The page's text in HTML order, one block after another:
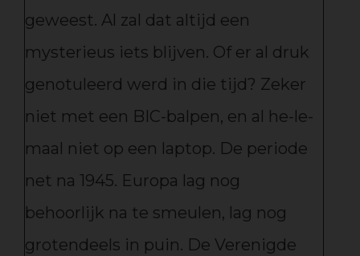
geweest. Al zal dat altijd een
mysterieus iets blijven. Of er al druk
genotuleerd werd in die tijd? Zeker
niet met een BIC-balpen, en al he-le-
maal niet op een laptop. De periode
net na 1945. Europa lag nog
behoorlijk na te smeulen, lag nog
grotendeels in puin. De Verenigde